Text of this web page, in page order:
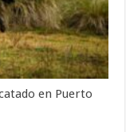
en Puerto